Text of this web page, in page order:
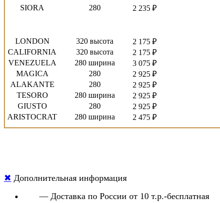
SIORA 280 2 235 ₽
LONDON 320 высота
2 175 ₽
CALIFORNIA
320 высота
2 175 ₽
VENEZUELA
280 ширина
3 075 ₽
MAGICA
280
2 925 ₽
ALAKANTE
280
2 925 ₽
TESORO
280 ширина
2 925 ₽
GIUSTO
280
2 925 ₽
ARISTOCRAT
280 ширина 2 475 ₽
✖ Дополнительная информация
— Доставка по России от 10 т.р.-бесплатная